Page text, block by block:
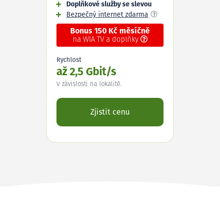
Doplňkové služby se slevou
Bezpečný internet zdarma
Bonus 150 Kč měsíčně
na WIA TV a doplňky
Rychlost
až 2,5 Gbit/s
V závislosti na lokalitě.
Zjistit cenu